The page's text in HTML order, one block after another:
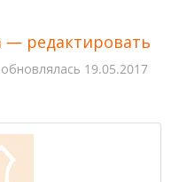
— редактировать
19.05.2017